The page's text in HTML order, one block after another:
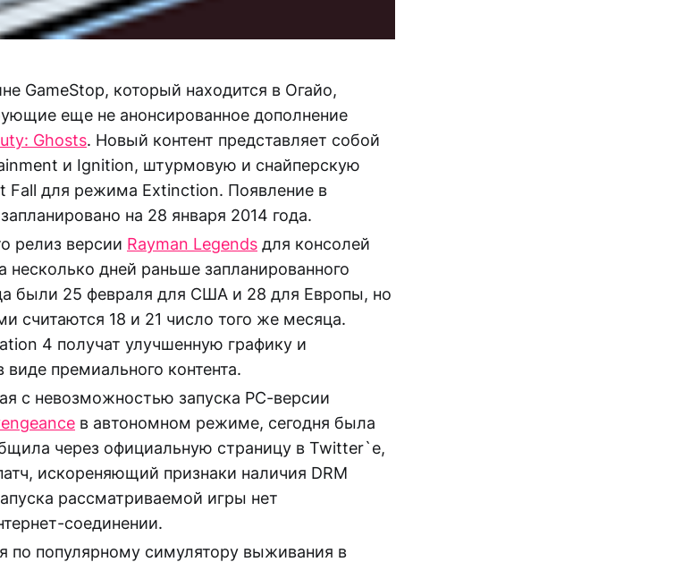
GameStop, который находится в Огайо,
еще не анонсированное дополнение
Ghosts. Новый контент представляет собой
и Ignition, штурмовую и снайперскую
Fall для режима Extinction. Появление в
на 28 января 2014 года.
релиз версии Rayman Legends для консолей
несколько дней раньше запланированного
были 25 февраля для США и 28 для Европы, но
считаются 18 и 21 число того же месяца.
4 получат улучшенную графику и
премиального контента.
с невозможностью запуска PC-версии
в автономном режиме, сегодня была
через официальную страницу в Twitter`е,
искореняющий признаки наличия DRM
рассматриваемой игры нет
соединении.
по популярному симулятору выживания в